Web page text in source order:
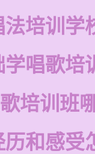
培训学
唱歌培
培训班
和感受